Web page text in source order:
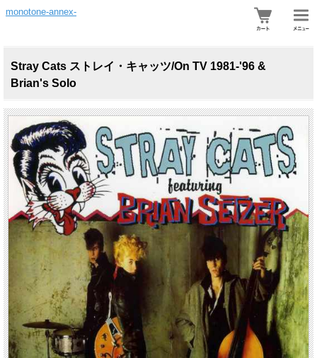
monotone-annex-
Stray Cats ストレイ・キャッツ/On TV 1981-'96 &
Brian's Solo